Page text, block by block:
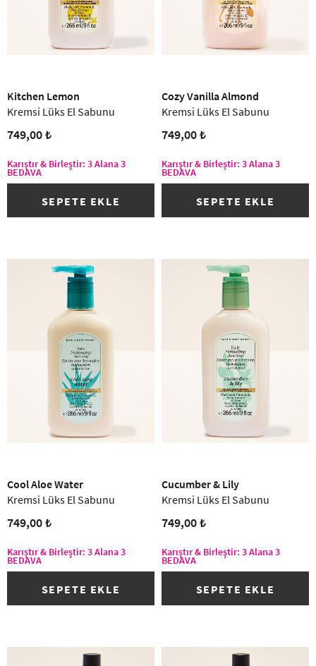
Kitchen Lemon
Kremsi Lüks El Sabunu
749,00 ₺
Karıştır & Birleştir: 3 Alana 3
BEDAVA
SEPETE EKLE
Cozy Vanilla Almond
Kremsi Lüks El Sabunu
749,00 ₺
Karıştır & Birleştir: 3 Alana 3
BEDAVA
SEPETE EKLE
Cool Aloe Water
Kremsi Lüks El Sabunu
749,00 ₺
Karıştır & Birleştir: 3 Alana 3
BEDAVA
SEPETE EKLE
Cucumber & Lily
Kremsi Lüks El Sabunu
749,00 ₺
Karıştır & Birleştir: 3 Alana 3
BEDAVA
SEPETE EKLE